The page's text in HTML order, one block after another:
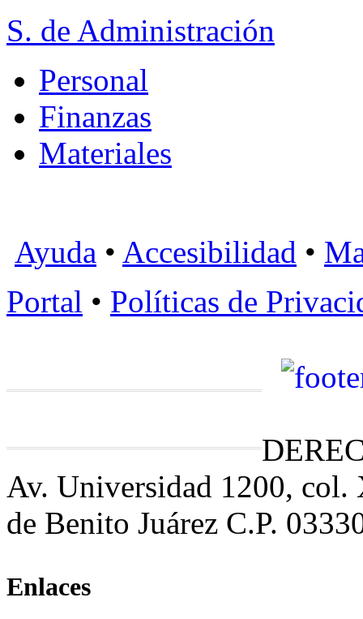
S. de Administración
Personal
Finanzas
Materiales
Ayuda • Accesibilidad •
Portal • Políticas de
Av. Universidad 1200,
de Benito Juárez C.P.
Enlaces